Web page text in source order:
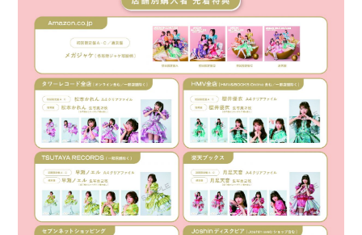
会員登録 ログイン